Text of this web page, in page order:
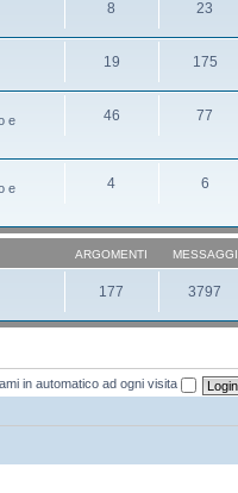
8 23
19 175
e
46 77
e
4 6
ARGOMENTI MESSAGGI
177 3797
in automatico ad ogni visita